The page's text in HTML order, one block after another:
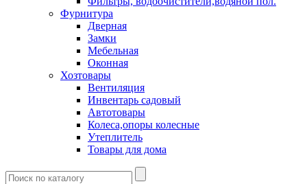
Фурнитура
Дверная
Замки
Мебельная
Оконная
Хозтовары
Вентиляция
Инвентарь садовый
Автотовары
Колеса,опоры колесные
Утеплитель
Товары для дома